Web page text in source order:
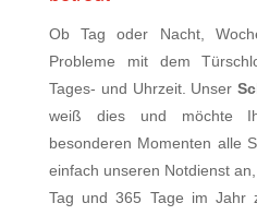
Ob Tag oder Nacht,
Probleme mit dem
Tages- und Uhrzeit. Unser
weiß dies und möchte
besonderen Momenten alle
einfach unseren Notdienst
Tag und 365 Tage im Jahr